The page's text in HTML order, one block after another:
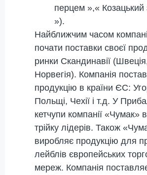
перцем »,« Козацький
»).
Найближчим часом
почати поставки своєї
ринки Скандинавії
Норвегія). Компанія
продукцію в країни ЄС:
Польщі, Чехії і т.д. У
кетчупи компанії «Чумак»
трійку лідерів. Також
виробляє продукцію для
лейблів європейських
мереж. Компанія